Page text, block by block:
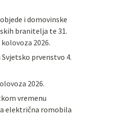
i domovinske
branitelja te 31.
kolovoza 2026.
prvenstvo 4.
2026.
vremenu
električna romobila